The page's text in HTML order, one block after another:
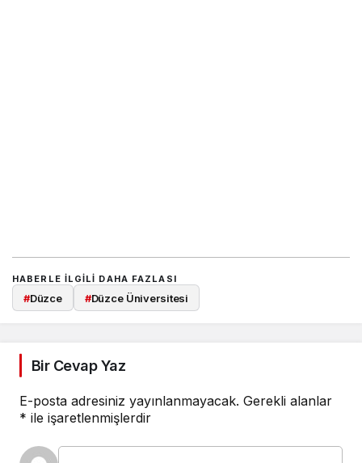
HABERLE ILGILI DAHA FAZLASI
#Düzce #Düzce Üniversitesi
Bir Cevap Yaz
E-posta adresiniz yayınlanmayacak. Gerekli alanlar
* ile işaretlenmişlerdir